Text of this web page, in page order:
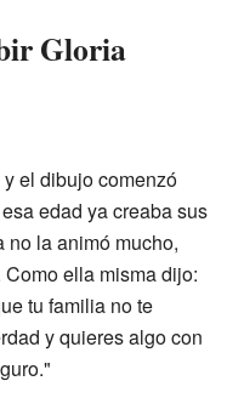
Gloria
el dibujo comenzó
edad ya creaba sus
no la animó mucho,
ella misma dijo:
tu familia no te
y quieres algo con